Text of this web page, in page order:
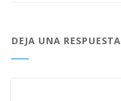
DEJA UNA RESPUESTA